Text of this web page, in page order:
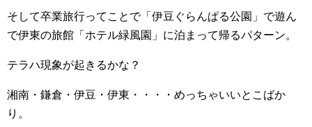
そして卒業旅行ってことで「伊豆ぐらんぱる公園」で遊ん
で伊東の旅館「ホテル緑風園」に泊まって帰るパターン。
テラハ現象が起きるかな？
湘南・鎌倉・伊豆・伊東・・・・めっちゃいいとこばか
り。